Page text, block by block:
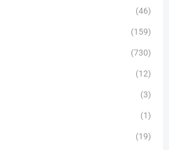
(46)
(159)
(730)
(12)
(3)
(1)
(19)